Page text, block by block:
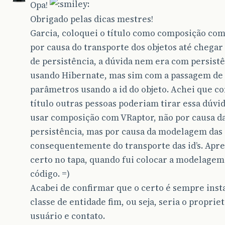
Opa!
Obrigado pelas dicas mestres!
Garcia, coloquei o título como composição
por causa do transporte dos objetos até chegar
de persistência, a dúvida nem era com
usando Hibernate, mas sim com a passagem de
parâmetros usando a id do objeto. Achei que
título outras pessoas poderiam tirar essa
usar composição com VRaptor, não por causa
persistência, mas por causa da modelagem das
consequentemente do transporte das id’s.
certo no tapa, quando fui colocar a
código. =)
Acabei de confirmar que o certo é sempre
classe de entidade fim, ou seja, seria o
usuário e contato.